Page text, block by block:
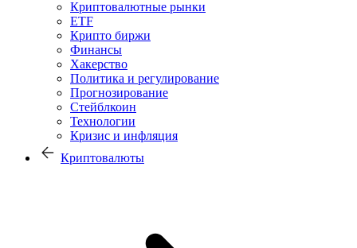
Криптовалютные рынки
ETF
Крипто биржи
Финансы
Хакерство
Политика и регулирование
Прогнозирование
Стейблкоин
Технологии
Кризис и инфляция
Криптовалюты